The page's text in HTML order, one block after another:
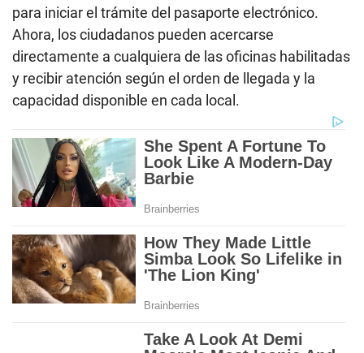
para iniciar el trámite del pasaporte electrónico.
Ahora, los ciudadanos pueden acercarse
directamente a cualquiera de las oficinas habilitadas
y recibir atención según el orden de llegada y la
capacidad disponible en cada local.